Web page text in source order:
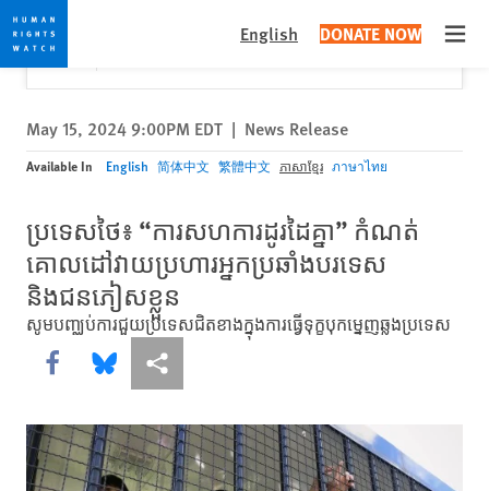
Skip
to
cookie
privacy
notice
Skip
to
main
content
English DONATE NOW
Would you like to read this page in English?
Yes
✕
May 15, 2024 9:00PM EDT | News Release
Available In English 简体中文 繁體中文 ភាសាខ្មែរ ภาษาไทย
ប្រទេសថៃ៖ “ការសហការដូរដៃគ្នា” កំណត់
គោលដៅវាយប្រហារអ្នកប្រឆាំងបរទេស
និងជនភៀសខ្លួន
សូមបញ្ឈប់ការជួយប្រទេសជិតខាងក្នុងការធ្វើទុក្ខបុកម្នេញឆ្លងប្រទេស
Share this via Facebook
Share this via Bluesky
More sharing options